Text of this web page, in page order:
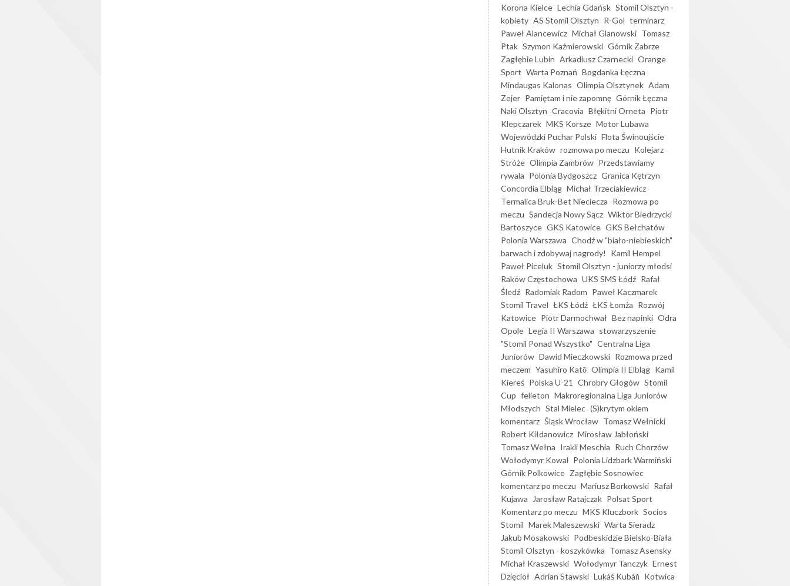
Korona Kielce Lechia Gdańsk Stomil Olsztyn -
kobiety AS Stomil Olsztyn R-Gol terminarz
Paweł Alancewicz Michał Glanowski Tomasz
Ptak Szymon Kaźmierowski Górnik Zabrze
Zagłębie Lubin Arkadiusz Czarnecki Orange
Sport Warta Poznań Bogdanka Łęczna
Mindaugas Kalonas Olimpia Olsztynek Adam
Zejer Pamiętam i nie zapomnę Górnik Łęczna
Naki Olsztyn Cracovia Błękitni Orneta Piotr
Klepczarek MKS Korsze Motor Lubawa
Wojewódzki Puchar Polski Flota Świnoujście
Hutnik Kraków rozmowa po meczu Kolejarz
Stróże Olimpia Zambrów Przedstawiamy
rywala Polonia Bydgoszcz Granica Kętrzyn
Concordia Elbląg Michał Trzeciakiewicz
Termalica Bruk-Bet Nieciecza Rozmowa po
meczu Sandecja Nowy Sącz Wiktor Biedrzycki
Bartoszyce GKS Katowice GKS Bełchatów
Polonia Warszawa Chodź w "biało-niebieskich"
barwach i zdobywaj nagrody!
Kamil Hempel
Paweł Piceluk Stomil Olsztyn - juniorzy młodsi
Raków Częstochowa UKS SMS Łódź Rafał
Śledź Radomiak Radom Paweł Kaczmarek
Stomil Travel ŁKS Łódź ŁKS Łomża Rozwój
Katowice Piotr Darmochwał Bez napinki Odra
Opole Legia II Warszawa stowarzyszenie
"Stomil Ponad Wszystko" Centralna Liga
Juniorów Dawid Mieczkowski Rozmowa przed
meczem Yasuhiro Katō Olimpia II Elbląg Kamil
Kiereś Polska U-21 Chrobry Głogów Stomil
Cup felieton Makroregionalna Liga Juniorów
Młodszych Stal Mielec (S)krytym okiem
komentarz Śląsk Wrocław Tomasz Wełnicki
Robert Kiłdanowicz Mirosław Jabłoński
Tomasz Wełna Irakli Meschia Ruch Chorzów
Wołodymyr Kowal Polonia Lidzbark Warmiński
Górnik Polkowice Zagłębie Sosnowiec
komentarz po meczu Mariusz Borkowski Rafał
Kujawa
Jarosław Ratajczak Polsat Sport
Komentarz po meczu MKS Kluczbork Socios
Stomil Marek Maleszewski Warta Sieradz
Jakub Mosakowski Podbeskidzie Bielsko-Biała
Stomil Olsztyn - koszykówka Tomasz Asensky
Michał Kraszewski Wołodymyr Tanczyk Ernest
Dzięcioł Adrian Stawski Lukáš Kubáň Kotwica